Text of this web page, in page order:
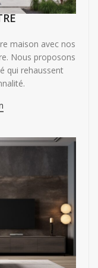
maison avec nos
Nous proposons
qui rehaussent